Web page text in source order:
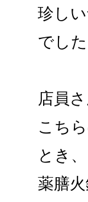
珍し
でし
店員
こち
とき、
薬膳